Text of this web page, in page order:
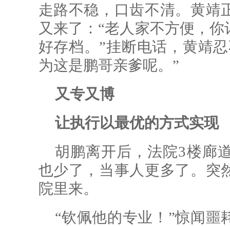
走路不稳，口齿不清。黄靖
又来了：“老人家不方便，
好存档。”挂断电话，黄靖
为这是鹏哥亲爹呢。”
又专又博
让执行以最优的方式实现
胡鹏离开后，法院3楼廊
也少了，当事人更多了。突
院里来。
“钦佩他的专业！”惊闻噩